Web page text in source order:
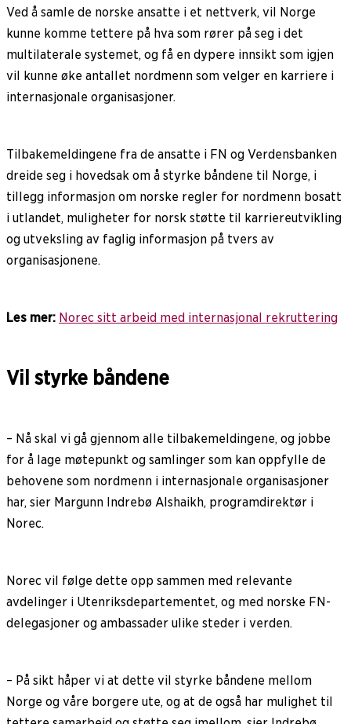
Ved å samle de norske ansatte i et nettverk, vil Norge
kunne komme tettere på hva som rører på seg i det
multilaterale systemet, og få en dypere innsikt som igjen
vil kunne øke antallet nordmenn som velger en karriere i
internasjonale organisasjoner.
Tilbakemeldingene fra de ansatte i FN og Verdensbanken
dreide seg i hovedsak om å styrke båndene til Norge, i
tillegg informasjon om norske regler for nordmenn bosatt
i utlandet, muligheter for norsk støtte til karriereutvikling
og utveksling av faglig informasjon på tvers av
organisasjonene.
Les mer: Norec sitt arbeid med internasjonal rekruttering
Vil styrke båndene
– Nå skal vi gå gjennom alle tilbakemeldingene, og jobbe
for å lage møtepunkt og samlinger som kan oppfylle de
behovene som nordmenn i internasjonale organisasjoner
har, sier Margunn Indrebø Alshaikh, programdirektør i
Norec.
Norec vil følge dette opp sammen med relevante
avdelinger i Utenriksdepartementet, og med norske FN-
delegasjoner og ambassader ulike steder i verden.
– På sikt håper vi at dette vil styrke båndene mellom
Norge og våre borgere ute, og at de også har mulighet til